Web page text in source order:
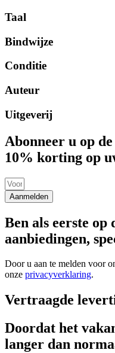
Taal
Bindwijze
Conditie
Auteur
Uitgeverij
Abonneer u op
10% korting op
Aanmelden
Ben als eerste op
aanbiedingen,
Door u aan te melden voor
onze privacyverklaring.
Vertraagde
Doordat het
langer dan